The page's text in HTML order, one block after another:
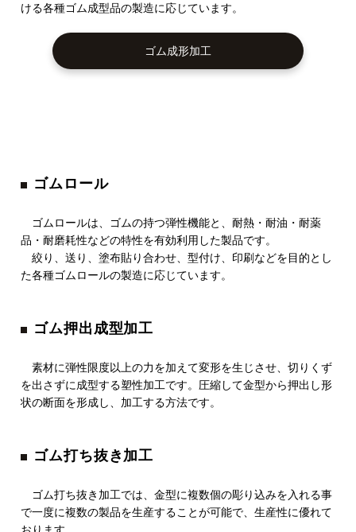
ける各種ゴム成型品の製造に応じています。
ゴム成形加工
ゴムロール
ゴムロールは、ゴムの持つ弾性機能と、耐熱・耐油・耐薬
品・耐磨耗性などの特性を有効利用した製品です。
絞り、送り、塗布貼り合わせ、型付け、印刷などを目的とし
た各種ゴムロールの製造に応じています。
ゴム押出成型加工
素材に弾性限度以上の力を加えて変形を生じさせ、切りくず
を出さずに成型する塑性加工です。圧縮して金型から押出し形
状の断面を形成し、加工する方法です。
ゴム打ち抜き加工
ゴム打ち抜き加工では、金型に複数個の彫り込みを入れる事
で一度に複数の製品を生産することが可能で、生産性に優れて
おります。